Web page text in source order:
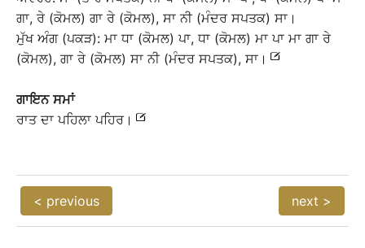
ਗਾ, ਰੇ (ਕੋਮਲ) ਗਾ ਰੇ (ਕੋਮਲ), ਸਾ ਨੀ (ਮੰਦਰ ਸਪਤਕ) ਸਾ।
ਮੁੱਖ ਅੰਗ (ਪਕੜ): ਮਾ ਧਾ (ਕੋਮਲ) ਪਾ, ਧਾ (ਕੋਮਲ) ਮਾ ਪਾ ਮਾ ਗਾ ਰੇ
(ਕੋਮਲ), ਗਾ ਰੇ (ਕੋਮਲ) ਸਾ ਨੀ (ਮੰਦਰ ਸਪਤਕ), ਸਾ।
ਗਾਇਨ ਸਮਾਂ
ਰਾਤ ਦਾ ਪਹਿਲਾ ਪਹਿਰ।
< previous next >